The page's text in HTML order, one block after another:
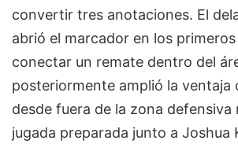
convertir tres anotaciones. El
abrió el marcador en los
conectar un remate dentro del
posteriormente amplió la ventaja
desde fuera de la zona defensiva
jugada preparada junto a Joshua